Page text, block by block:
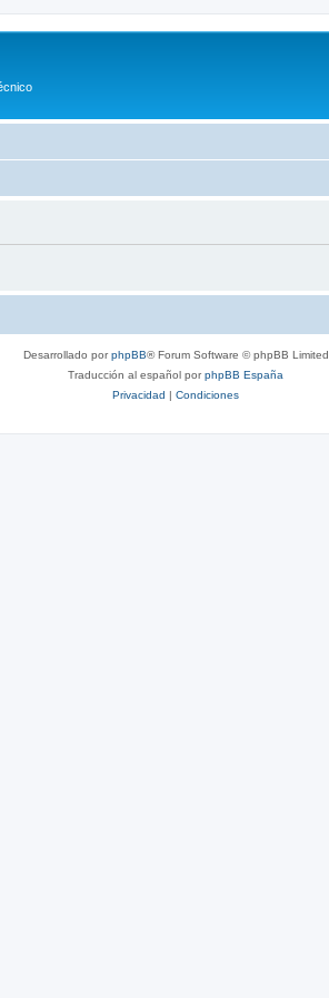
Desarrollado porphpBB® Forum Software © phpBB Limited
Traducción al español porphpBB España
Privacidad | Condiciones